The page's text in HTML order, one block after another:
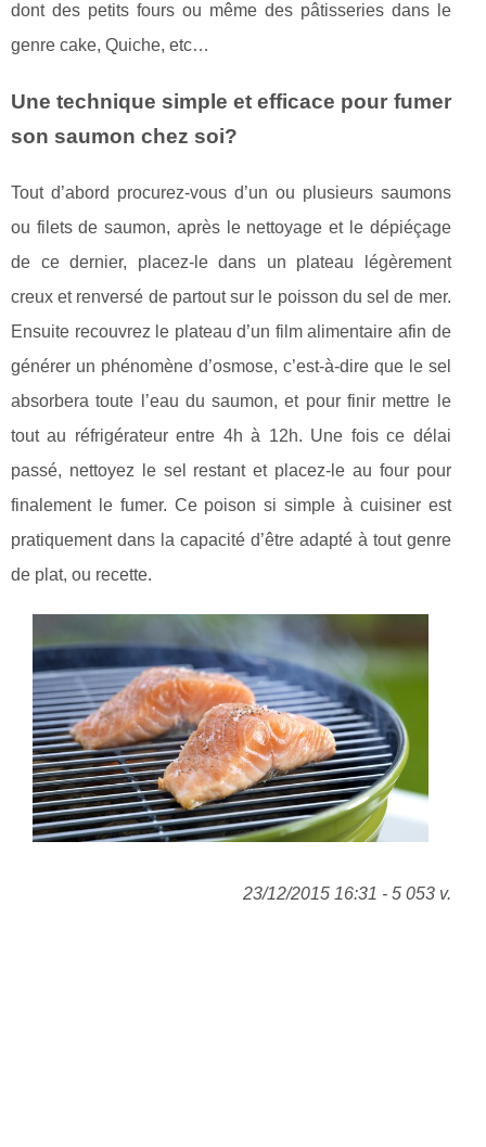
dont des petits fours ou même des pâtisseries dans le
genre cake, Quiche, etc…
Une technique simple et efficace pour fumer
son saumon chez soi?
Tout d’abord procurez-vous d’un ou plusieurs saumons
ou filets de saumon, après le nettoyage et le dépiéçage
de ce dernier, placez-le dans un plateau légèrement
creux et renversé de partout sur le poisson du sel de mer.
Ensuite recouvrez le plateau d’un film alimentaire afin de
générer un phénomène d’osmose, c’est-à-dire que le sel
absorbera toute l’eau du saumon, et pour finir mettre le
tout au réfrigérateur entre 4h à 12h. Une fois ce délai
passé, nettoyez le sel restant et placez-le au four pour
finalement le fumer. Ce poison si simple à cuisiner est
pratiquement dans la capacité d’être adapté à tout genre
de plat, ou recette.
23/12/2015 16:31 - 5 053 v.